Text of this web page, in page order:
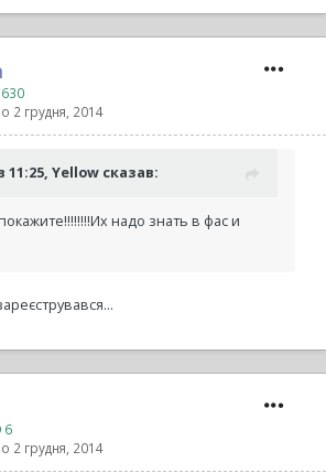
630
2 грудня, 2014
11:25, Yellow сказав:
надо знать в фас и
6
2 грудня, 2014